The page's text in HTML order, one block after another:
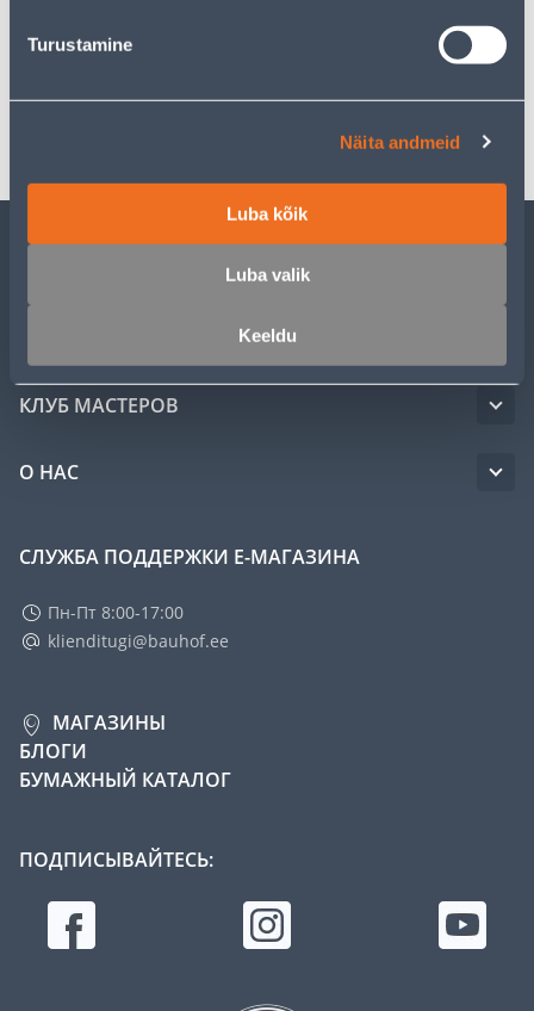
Turustamine
Näita andmeid
Luba kõik
Luba valik
Keeldu
Спецификация
ОБСЛУЖИВАНИЕ ЧАСТНЫХ КЛИЕНТОВ
КЛУБ МАСТЕРОВ
О НАС
СЛУЖБА ПОДДЕРЖКИ Е-МАГАЗИНА
Пн-Пт 8:00-17:00
klienditugi@bauhof.ee
МАГАЗИНЫ
БЛОГИ
БУМАЖНЫЙ КАТАЛОГ
ПОДПИСЫВАЙТЕСЬ: